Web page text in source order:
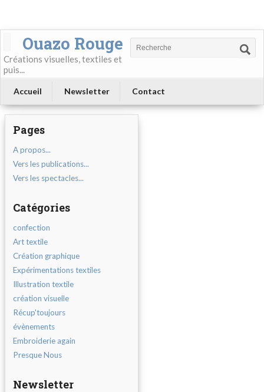
Ouazo Rouge
Créations visuelles, textiles et
puis...
Accueil Newsletter Contact
Pages
A propos...
Vers les publications...
Vers les spectacles...
Catégories
confection
Art textile
Création graphique
Expérimentations textiles
Illustration textile
création visuelle
Récup'toujours
évènements
Embroiderie again
Presque Nous
Newsletter